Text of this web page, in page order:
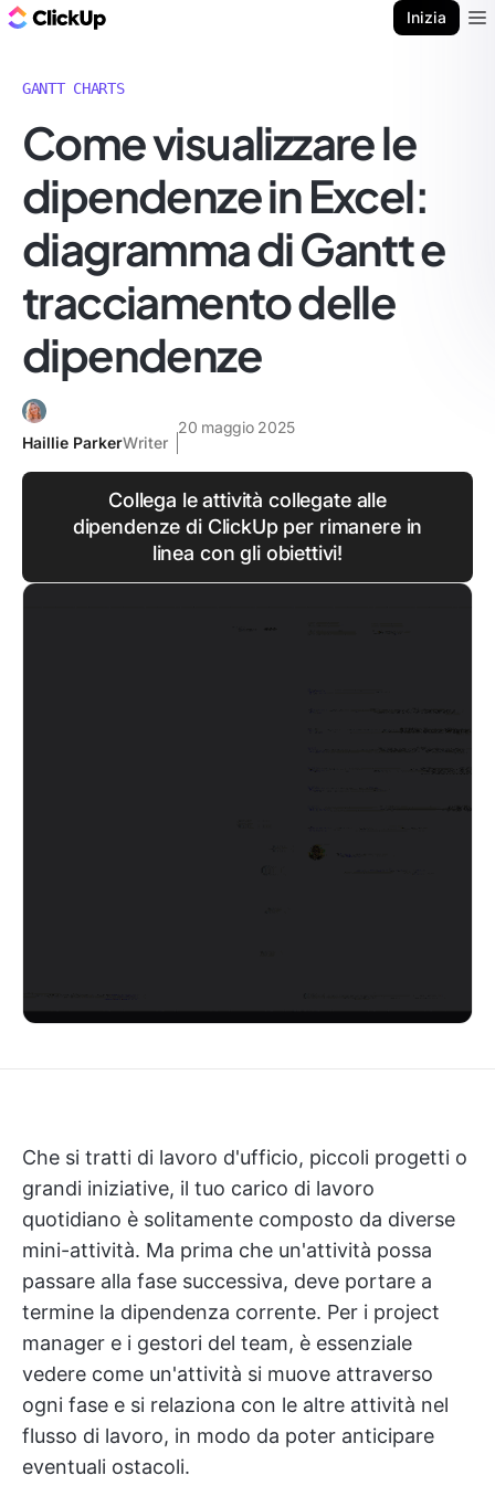
Inizia
GANTT CHARTS
Come visualizzare le
dipendenze in Excel:
diagramma di Gantt e
tracciamento delle
dipendenze
Haillie ParkerWriter
20 maggio 2025
Collega le attività collegate alle
dipendenze di ClickUp per rimanere in
linea con gli obiettivi!
Che si tratti di lavoro d'ufficio, piccoli progetti o
grandi iniziative, il tuo carico di lavoro
quotidiano è solitamente composto da diverse
mini-attività. Ma prima che un'attività possa
passare alla fase successiva, deve portare a
termine la dipendenza corrente. Per i project
manager e i gestori del team, è essenziale
vedere come un'attività si muove attraverso
ogni fase e si relaziona con le altre attività nel
flusso di lavoro, in modo da poter anticipare
eventuali ostacoli.